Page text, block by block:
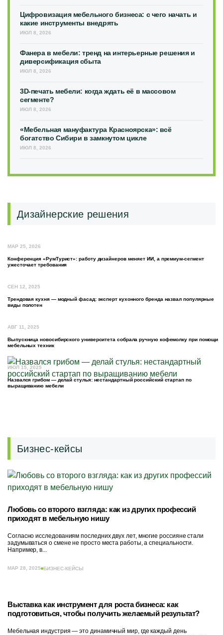
Цифровизация мебельного бизнеса: с чего начать и
какие инструменты внедрять
ИЮЛ 8, 2026
Фанера в мебели: тренд на интерьерные решения и
диверсификация сбыта
ИЮЛ 8, 2026
3D-печать мебели: когда ждать её в массовом
сегменте?
ИЮЛ 8, 2026
«Мебельная мануфактура Красноярска»: всё
богатство Сибири в замкнутом цикле
ИЮЛ 8, 2026
Дизайнерские решения
МАР 25, 2026
Конференция «РумТурист»: работу дизайнеров меняет ИИ, а премиум-сегмент
ужесточает требования
СЕН 12, 2025
Трендовая кухня — модный фасад: эксперт кухонного бренда назвал популярные
виды полотен
АВГ 11, 2025
Выпускница новосибирского университета собрала ручную кофемолку при помощи
мебельных техник
ИЮЛ 15, 2025
Назвался грибом — делай стулья: нестандартный российский стартап по
выращиванию мебели
Бизнес-кейсы
Любовь со второго взгляда: как из других профессий
приходят в мебельную нишу
Согласно исследованиям последних двух лет, многие россияне стали
задумываться о смене не просто места работы, а специальности.
Например, в...
МАР 28, 2025 БИЗНЕС-КЕЙСЫ
Выставка как инструмент для роста бизнеса: как
подготовиться, чтобы получить желаемый результат?
Мебельная индустрия — это динамичный мир, где каждый день